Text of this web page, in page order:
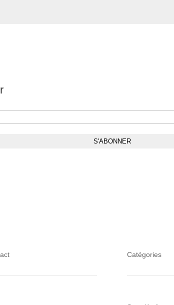
Catégories